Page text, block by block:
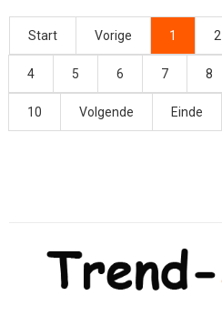
Start Vorige 1 2
4 5 6 7 8
10 Volgende Einde